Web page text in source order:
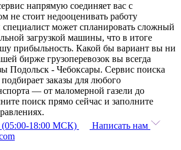
напрямую соединяет вас с
не стоит недооценивать работу
может спланировать сложный
загрузкой машины, что в итоге
прибыльность. Какой бы вариант вы ни
бирже грузоперевозок вы всегда
Подольск - Чебоксары. Сервис поиска
заказы для любого
— от маломерной газели до
поиск прямо сейчас и заполните
(05:00-18:00 МСК)
Написать нам